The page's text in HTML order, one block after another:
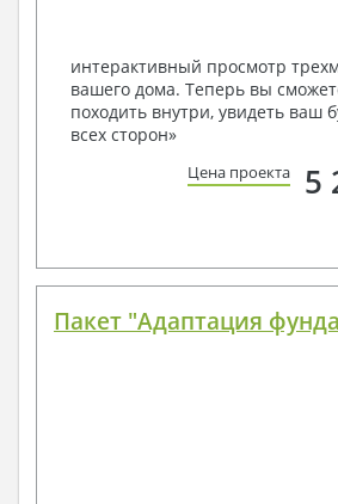
условий, за дополнительную плату.
Получить
наших специалистов,
способом связи: закажите
по viber, e-mail, телефон -
интерактивный просмотр
вашего дома. Теперь вы
походить внутри, увидеть ваш
всех сторон»
Цена проекта 5
Пакет "Адаптация